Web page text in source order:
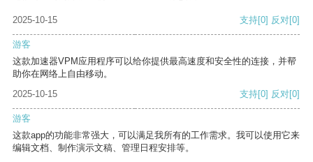
2025-10-15 支持[0] 反对[0]
游客
这款加速器VPM应用程序可以给你提供最高速度和安全性的连接，并帮
助你在网络上自由移动。
2025-10-15
支持[0] 反对[0]
游客
这款app的功能非常强大，可以满足我所有的工作需求。我可以使用它来
编辑文档、制作演示文稿、管理日程安排等。